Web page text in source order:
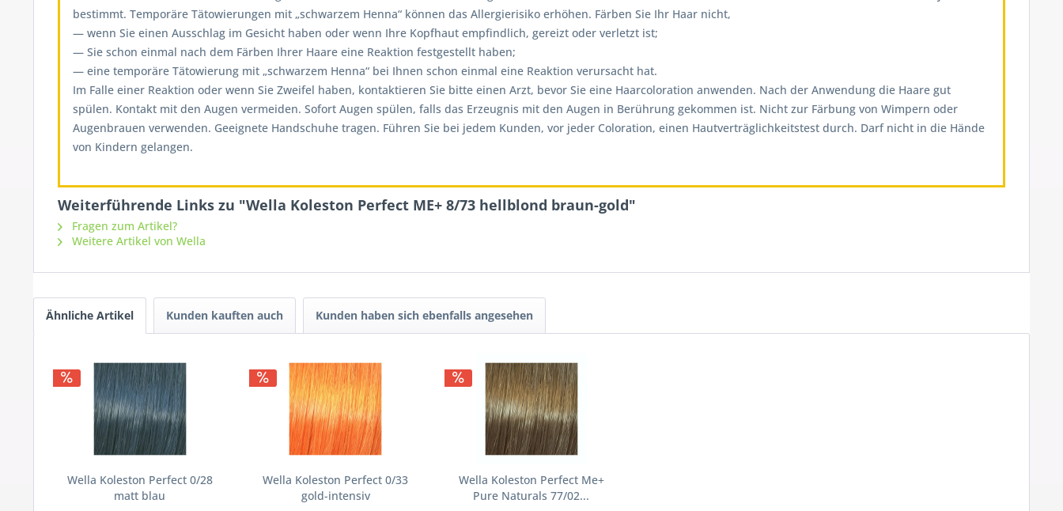
bestimmt. Temporäre Tätowierungen mit „schwarzem Henna“ können das Allergierisiko erhöhen. Färben Sie Ihr Haar nicht,
— wenn Sie einen Ausschlag im Gesicht haben oder wenn Ihre Kopfhaut empfindlich, gereizt oder verletzt ist;
— Sie schon einmal nach dem Färben Ihrer Haare eine Reaktion festgestellt haben;
— eine temporäre Tätowierung mit „schwarzem Henna“ bei Ihnen schon einmal eine Reaktion verursacht hat.
Im Falle einer Reaktion oder wenn Sie Zweifel haben, kontaktieren Sie bitte einen Arzt, bevor Sie eine Haarcoloration anwenden. Nach der Anwendung die Haare gut
spülen. Kontakt mit den Augen vermeiden. Sofort Augen spülen, falls das Erzeugnis mit den Augen in Berührung gekommen ist. Nicht zur Färbung von Wimpern oder
Augenbrauen verwenden. Geeignete Handschuhe tragen. Führen Sie bei jedem Kunden, vor jeder Coloration, einen Hautverträglichkeitstest durch. Darf nicht in die Hände
von Kindern gelangen.
Weiterführende Links zu "Wella Koleston Perfect ME+ 8/73 hellblond braun-gold"
Fragen zum Artikel?
Weitere Artikel von Wella
Ähnliche Artikel Kunden kauften auch Kunden haben sich ebenfalls angesehen
Wella Koleston Perfect 0/28
matt blau
Wella Koleston Perfect 0/33
gold-intensiv
Wella Koleston Perfect Me+
Pure Naturals 77/02...